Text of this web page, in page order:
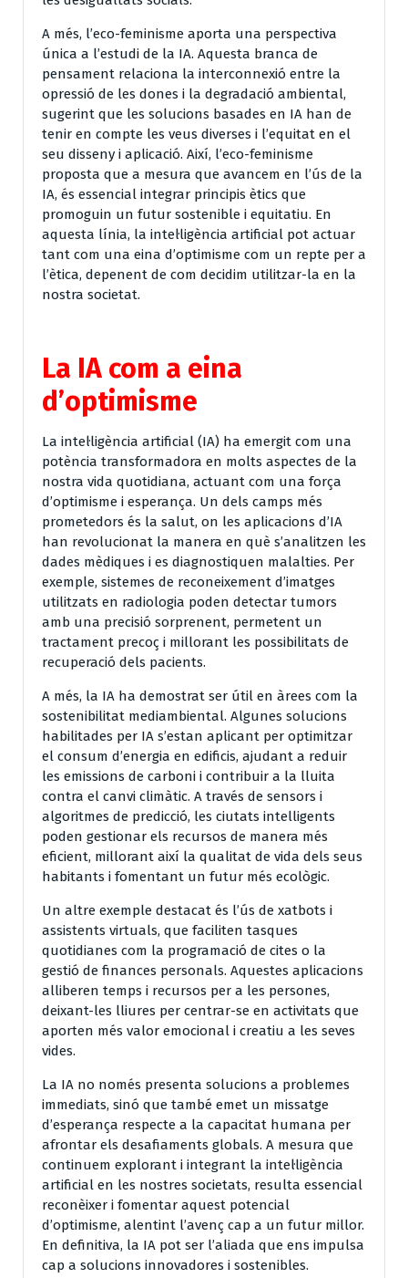
A més, l’eco-feminisme aporta una perspectiva
única a l’estudi de la IA. Aquesta branca de
pensament relaciona la interconnexió entre la
opressió de les dones i la degradació ambiental,
sugerint que les solucions basades en IA han de
tenir en compte les veus diverses i l’equitat en el
seu disseny i aplicació. Així, l’eco-feminisme
proposta que a mesura que avancem en l’ús de la
IA, és essencial integrar principis ètics que
promoguin un futur sostenible i equitatiu. En
aquesta línia, la intel·ligència artificial pot actuar
tant com una eina d’optimisme com un repte per a
l’ètica, depenent de com decidim utilitzar-la en la
nostra societat.
La IA com a eina
d’optimisme
La intel·ligència artificial (IA) ha emergit com una
potència transformadora en molts aspectes de la
nostra vida quotidiana, actuant com una força
d’optimisme i esperança. Un dels camps més
prometedors és la salut, on les aplicacions d’IA
han revolucionat la manera en què s’analitzen les
dades mèdiques i es diagnostiquen malalties. Per
exemple, sistemes de reconeixement d’imatges
utilitzats en radiologia poden detectar tumors
amb una precisió sorprenent, permetent un
tractament precoç i millorant les possibilitats de
recuperació dels pacients.
A més, la IA ha demostrat ser útil en àrees com la
sostenibilitat mediambiental. Algunes solucions
habilitades per IA s’estan aplicant per optimitzar
el consum d’energia en edificis, ajudant a reduir
les emissions de carboni i contribuir a la lluita
contra el canvi climàtic. A través de sensors i
algoritmes de predicció, les ciutats intelligents
poden gestionar els recursos de manera més
eficient, millorant així la qualitat de vida dels seus
habitants i fomentant un futur més ecològic.
Un altre exemple destacat és l’ús de xatbots i
assistents virtuals, que faciliten tasques
quotidianes com la programació de cites o la
gestió de finances personals. Aquestes aplicacions
alliberen temps i recursos per a les persones,
deixant-les lliures per centrar-se en activitats que
aporten més valor emocional i creatiu a les seves
vides.
La IA no només presenta solucions a problemes
immediats, sinó que també emet un missatge
d’esperança respecte a la capacitat humana per
afrontar els desafiaments globals. A mesura que
continuem explorant i integrant la intel·ligència
artificial en les nostres societats, resulta essencial
reconèixer i fomentar aquest potencial
d’optimisme, alentint l’avenç cap a un futur millor.
En definitiva, la IA pot ser l’aliada que ens impulsa
cap a solucions innovadores i sostenibles.